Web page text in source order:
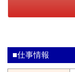
■仕事情報